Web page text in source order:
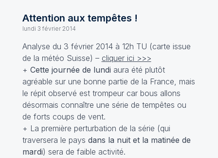
Attention aux tempêtes !
lundi 3 février 2014
Analyse du 3 février 2014 à 12h TU (carte issue
de la météo Suisse) – cliquer ici >>>
+ Cette journée de lundi aura été plutôt
agréable sur une bonne partie de la France, mais
le répit observé est trompeur car bous allons
désormais connaître une série de tempêtes ou
de forts coups de vent.
+ La première perturbation de la série (qui
traversera le pays dans la nuit et la matinée de
mardi) sera de faible activité.